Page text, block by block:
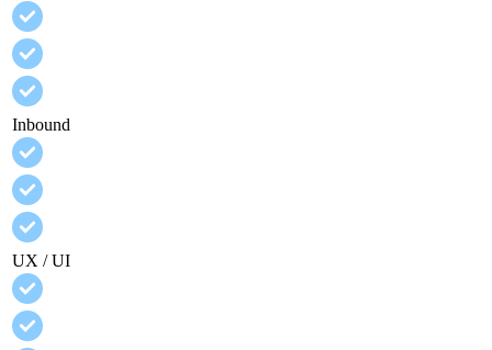
Inbound
UX / UI